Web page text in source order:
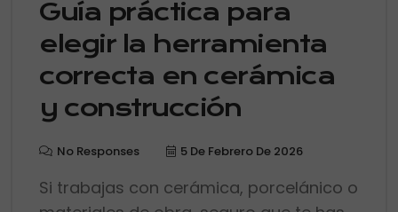
Guía práctica para
elegir la herramienta
correcta en cerámica
y construcción
No Responses 5 De Febrero De 2026
Si trabajas con cerámica, porcelánico o